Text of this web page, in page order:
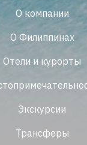
О компании
О Филиппинах
Отели и курорты
Экскурсии
Трансферы